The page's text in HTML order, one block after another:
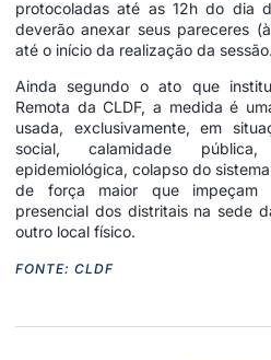
protocoladas até as 12h do dia
deverão anexar seus pareceres
até o início da realização da sessão.
Ainda segundo o ato que
Remota da CLDF, a medida é
usada, exclusivamente, em
social, calamidade pública,
epidemiológica, colapso do
de força maior que impeçam
presencial dos distritais na sede
outro local físico.
FONTE: CLDF